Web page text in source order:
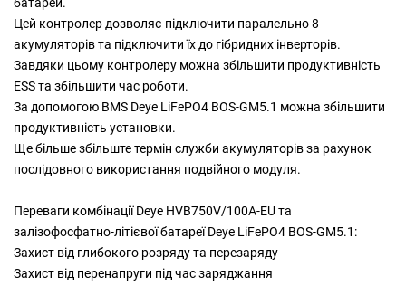
батарей.
Цей контролер дозволяє підключити паралельно 8
акумуляторів та підключити їх до гібридних інверторів.
Завдяки цьому контролеру можна збільшити продуктивність
ESS та збільшити час роботи.
За допомогою BMS Deye LiFePO4 BOS-GM5.1 можна збільшити
продуктивність установки.
Ще більше збільште термін служби акумуляторів за рахунок
послідовного використання подвійного модуля.
Переваги комбінації Deye HVB750V/100A-EU та
залізофосфатно-літієвої батареї Deye LiFePO4 BOS-GM5.1:
Захист від глибокого розряду та перезаряду
Захист від перенапруги під час заряджання